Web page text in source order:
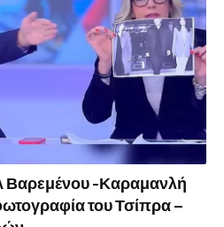
Βαρεμένου -Καραμανλή
του Τσίπρα –